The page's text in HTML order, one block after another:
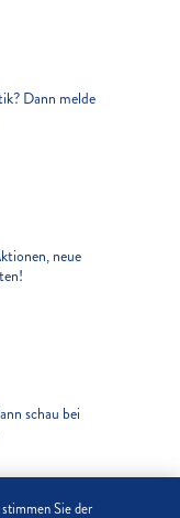
Dann melde
neue
schau bei
Sie der